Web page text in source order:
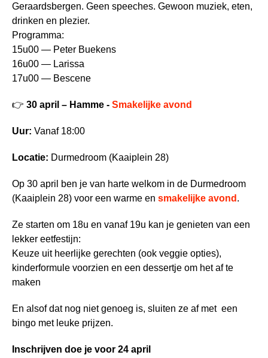
Geraardsbergen. Geen speeches. Gewoon muziek, eten,
drinken en plezier.
Programma:
15u00 — Peter Buekens
16u00 — Larissa
17u00 — Bescene
👉 30 april – Hamme - Smakelijke avond
Uur: Vanaf 18:00
Locatie: Durmedroom (Kaaiplein 28)
Op 30 april ben je van harte welkom in de Durmedroom
(Kaaiplein 28) voor een warme en smakelijke avond .
Ze starten om 18u en vanaf 19u kan je genieten van een
lekker eetfestijn:
Keuze uit heerlijke gerechten (ook veggie opties),
kinderformule voorzien en een dessertje om het af te
maken
En alsof dat nog niet genoeg is, sluiten ze af met een
bingo met leuke prijzen.
Inschrijven doe je voor 24 april